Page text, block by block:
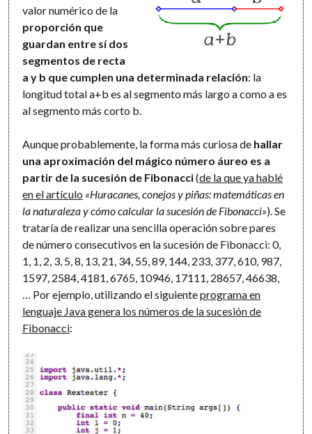
valor numérico de la
proporción que
guardan entre sí dos
segmentos de recta
a y b que cumplen una determinada relación: la
longitud total a+b es al segmento más largo a como a es
al segmento más corto b.
Aunque probablemente, la forma más curiosa de hallar
una aproximación del mágico número áureo es a
partir de la sucesión de Fibonacci(de la que ya hablé
en el artículo «Huracanes, conejos y piñas: matemáticas en
la naturaleza y cómo calcular la sucesión de Fibonacci»). Se
trataría de realizar una sencilla operación sobre pares
de número consecutivos en la sucesión de Fibonacci: 0,
1, 1, 2, 3, 5, 8, 13, 21, 34, 55, 89, 144, 233, 377, 610, 987,
1597, 2584, 4181, 6765, 10946, 17111, 28657, 46638,
… Por ejemplo, utilizando el siguienteprograma en
lenguaje Java genera los números de la sucesión de
Fibonacci: